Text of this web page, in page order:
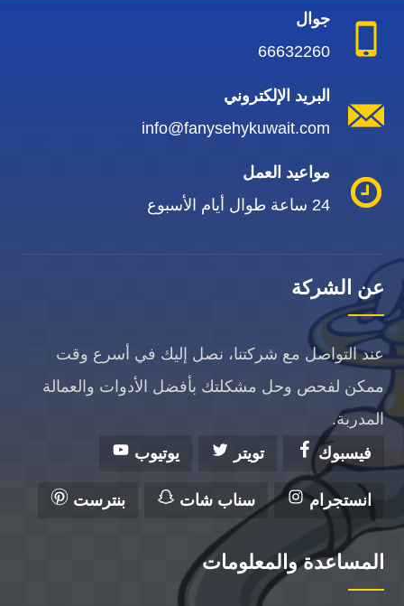
جوال
66632260
البريد الإلكتروني
info@fanysehykuwait.com
مواعيد العمل
24 ساعة طوال أيام الأسبوع
عن الشركة
عند التواصل مع شركتنا، نصل إليك في أسرع وقت
ممكن لفحص وحل مشكلتك بأفضل الأدوات والعمالة
المدربة.
فيسبوك
تويتر يوتيوب
انستجرام سناب شات بنترست
المساعدة والمعلومات